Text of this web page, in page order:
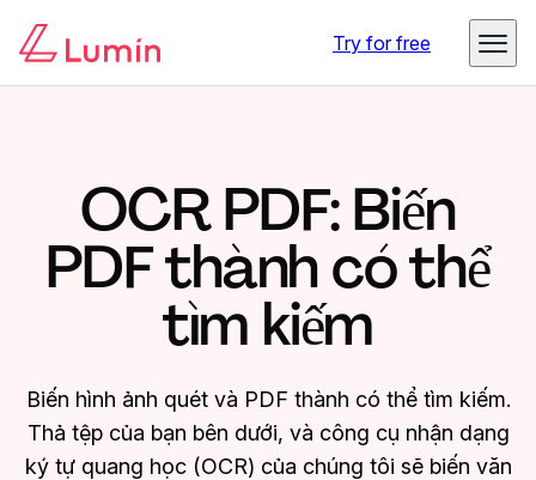
Try for free
OCR PDF: Biến
PDF thành có thể
tìm kiếm
Biến hình ảnh quét và PDF thành có thể tìm kiếm.
Thả tệp của bạn bên dưới, và công cụ nhận dạng
ký tự quang học (OCR) của chúng tôi sẽ biến văn